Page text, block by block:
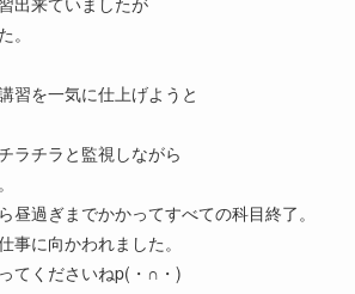
習を一気に仕上げようと
ラチラと監視しながら
昼過ぎまでかかってすべての科目終了。
事に向かわれました。
てくださいねp(・∩・)